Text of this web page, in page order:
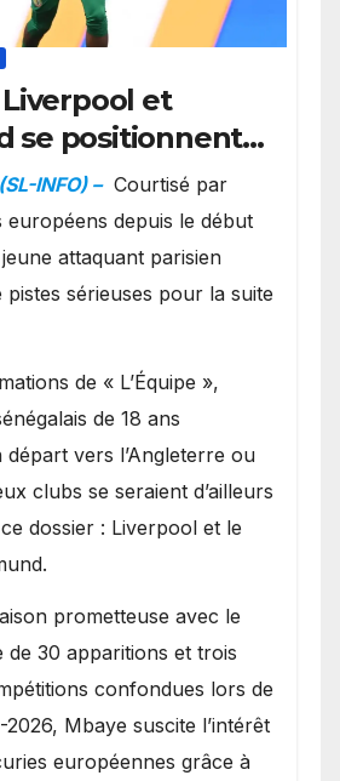
et
se positionnent
pour recruter
INFO) – Courtisé par
européens depuis le début
attaquant parisien
pistes sérieuses pour la suite
de « L’Équipe »,
de 18 ans
départ vers l’Angleterre ou
clubs se seraient d’ailleurs
dossier : Liverpool et le
prometteuse avec le
de 30 apparitions et trois
confondues lors de
2026, Mbaye suscite l’intérêt
européennes grâce à